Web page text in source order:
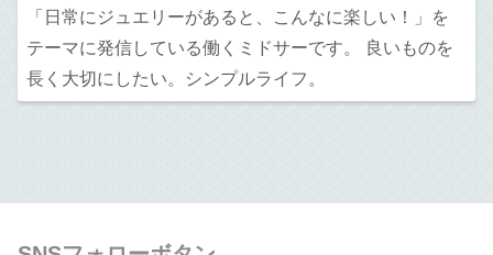
「日常にジュエリーがあると、こんなに楽しい！」を
テーマに発信している働くミドサーです。 良いものを
長く大切にしたい。シンプルライフ。